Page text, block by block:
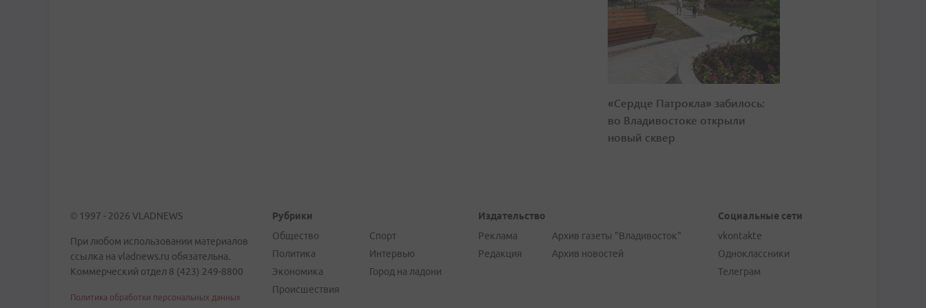
«Сердце Патрокла» забилось:
во Владивостоке открыли
новый сквер
© 1997 - 2026 VLADNEWS
При любом использовании материалов
ссылка на vladnews.ru обязательна.
Коммерческий отдел 8 (423) 249-8800
Политика обработки персональных данных
Рубрики
Общество
Политика
Экономика
Происшествия
Спорт
Интервью
Город на ладони
Издательство
Реклама
Редакция
Архив газеты "Владивосток"
Архив новостей
Социальные сети
vkontakte
Одноклассники
Телеграм